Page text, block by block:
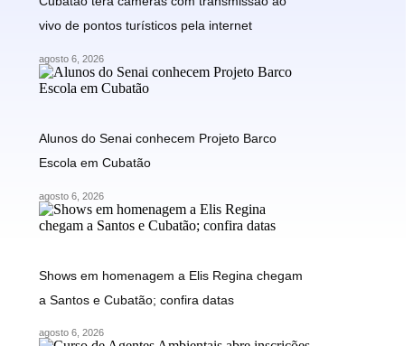
vivo de pontos turísticos pela internet
agosto 6, 2026
Alunos do Senai conhecem Projeto Barco
Escola em Cubatão
agosto 6, 2026
Shows em homenagem a Elis Regina chegam
a Santos e Cubatão; confira datas
agosto 6, 2026